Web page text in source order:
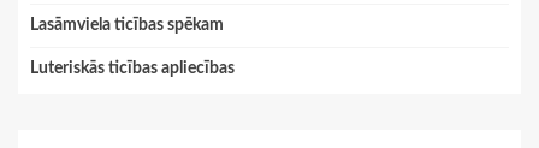
Lasāmviela ticības spēkam
Luteriskās ticības apliecības